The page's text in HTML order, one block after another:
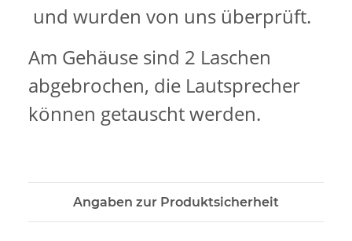
und wurden von uns überprüft.
Am Gehäuse sind 2 Laschen
abgebrochen, die Lautsprecher
können getauscht werden.
Angaben zur Produktsicherheit